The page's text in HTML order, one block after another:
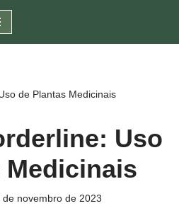
de Plantas Medicinais
Uso
Medicinais
de novembro de 2023